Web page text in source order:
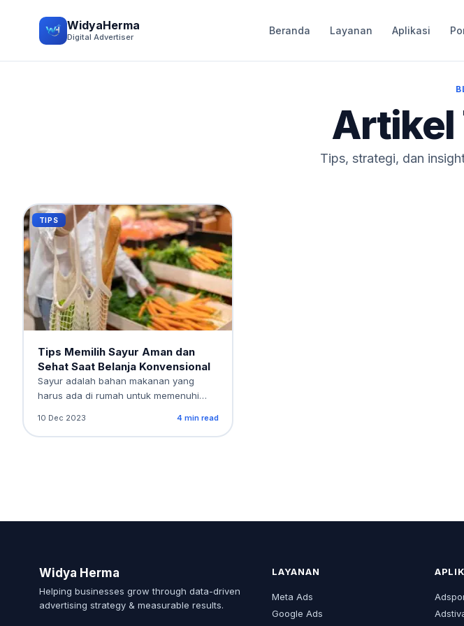
WidyaHerma
Digital Advertiser
Beranda Layanan Aplikasi
Artikel
Tips, strategi, dan
TIPS
Tips Memilih Sayur Aman dan
Sehat Saat Belanja Konvensional
Sayur adalah bahan makanan yang
harus ada di rumah untuk memenuhi
10 Dec 2023 4 min read
Widya Herma
Helping businesses grow through data-driven
advertising strategy & measurable results.
LAYANAN
Meta Ads
Google Ads